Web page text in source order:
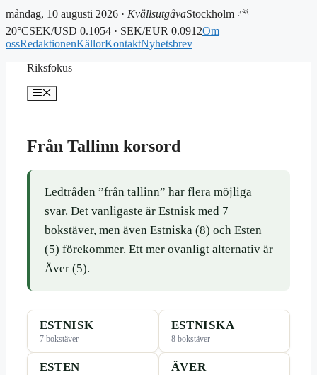
måndag, 10 augusti 2026 · KvällsutgåvaStockholm ⛅
20°CSEK/USD 0.1054 · SEK/EUR 0.0912Om
ossRedaktionenKällorKontaktNyhetsbrev
Riksfokus
Meny
Från Tallinn korsord
Ledtråden ”från tallinn” har flera möjliga
svar. Det vanligaste är Estnisk med 7
bokstäver, men även Estniska (8) och Esten
(5) förekommer. Ett mer ovanligt alternativ är
Äver (5).
ESTNISK
7 bokstäver
ESTNISKA
8 bokstäver
ESTEN ÄVER